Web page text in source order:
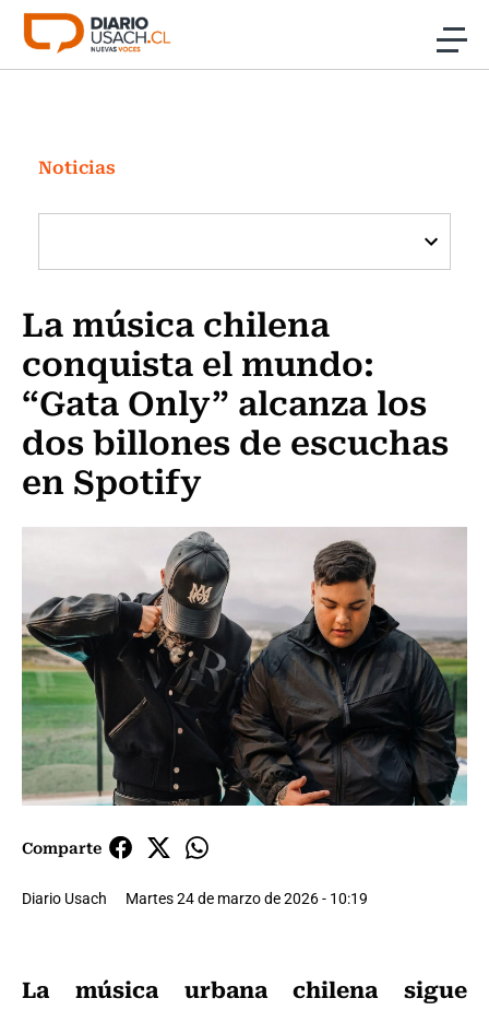
Click acá para ir directamente al contenido
Investigación
Cultura
Programas Radio y TV Usach
Noticias
La música chilena
conquista el mundo:
“Gata Only” alcanza los
dos billones de escuchas
en Spotify
Comparte
Diario Usach Martes 24 de marzo de 2026 - 10:19
La música urbana chilena sigue